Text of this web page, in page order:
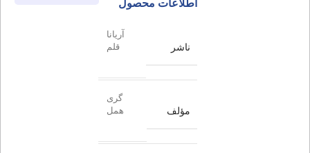
اطلاعات محصول
ناشر
آریانا
قلم
مؤلف
گری
همل